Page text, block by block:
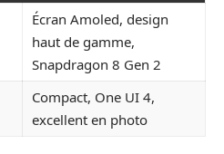
Écran Amoled, design
haut de gamme,
Snapdragon 8 Gen 2
Compact, One UI 4,
excellent en photo